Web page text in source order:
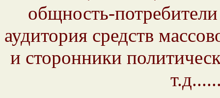
общность-
аудитория средств
и сторонники